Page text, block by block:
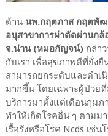
ด้าน นพ.กฤตภาส กฤตพั
อนุสาขาการผ่าตัดผ่านกล้
จ.น่าน (หมอกัญจน์)กล่าว
กับเรา เพื่อสุขภาพดีที่ยั่งยื
สามารถยกระดับและดำเ
มากขึ้น โดยเฉพาะผู้ป่วย
บริการมาตั้งแต่เดือนกุม
ทำให้เกิดโรคอื่น ๆ ตามม
เรื้อรังหรือโรค Ncds เช่